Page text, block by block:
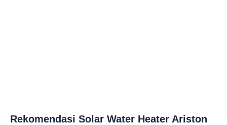
Rekomendasi Solar Water Heater Ariston